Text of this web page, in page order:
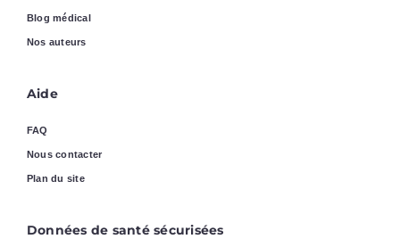
Blog médical
Nos auteurs
Aide
FAQ
Nous contacter
Plan du site
Données de santé sécurisées